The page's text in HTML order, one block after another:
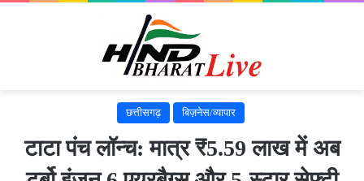
छत्तीसगढ़ बिज़नेस/व्यापार
टाटा पंच लॉन्च: मात्र ₹5.59 लाख में अब